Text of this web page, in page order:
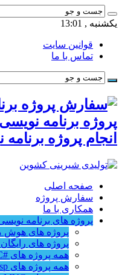
یکشنبه , 13:01
قوانین سایت
تماس با ما
پروژه برنامه
انجام پروژه
صفحه اصلی
سفارش پروژه
همکاری با ما
پروژه های برنامه
پروژه های هوش
پروژه های
همه پروژه های #C
همه پروژه های Asp